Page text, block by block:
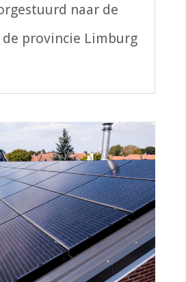
naar de
provincie Limburg